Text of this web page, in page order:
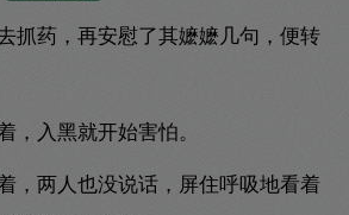
抓药，再安慰了其嬷嬷几句，便转
，入黑就开始害怕。
，两人也没说话，屏住呼吸地看着